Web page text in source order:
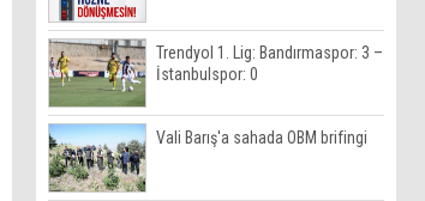
Trendyol 1. Lig: Bandırmaspor: 3 –
İstanbulspor: 0
Vali Barış'a sahada OBM brifingi